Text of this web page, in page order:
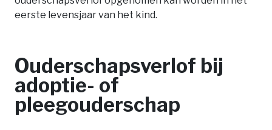
eerste levensjaar van het kind.
Ouderschapsverlof bij
adoptie- of
pleegouderschap